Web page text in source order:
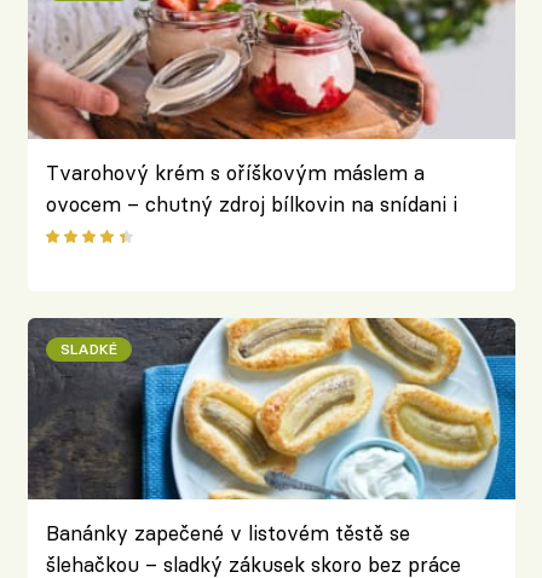
Tvarohový krém s oříškovým máslem a
ovocem – chutný zdroj bílkovin na snídani i
svačinu
SLADKÉ
Banánky zapečené v listovém těstě se
šlehačkou – sladký zákusek skoro bez práce